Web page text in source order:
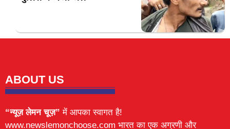
ABOUT US
“न्यूज़ लेमन चूज़” में आपका स्वागत है!
www.newslemonchoose.com भारत का एक अग्रणी और